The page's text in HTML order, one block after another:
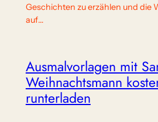
Geschichten zu erzählen und die
auf…
Ausmalvorlagen mit
Weihnachtsmann
runterladen